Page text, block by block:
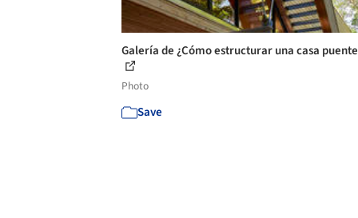
Galería de ¿Cómo estructurar una casa
Photo
Save